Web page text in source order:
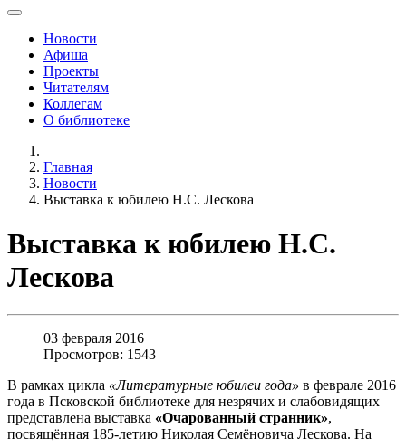
Новости
Афиша
Проекты
Читателям
Коллегам
О библиотеке
Главная
Новости
Выставка к юбилею Н.С. Лескова
Выставка к юбилею Н.С.
Лескова
03 февраля 2016
Просмотров: 1543
В рамках цикла «Литературные юбилеи года» в феврале 2016
года в Псковской библиотеке для незрячих и слабовидящих
представлена выставка «Очарованный странник»,
посвящённая 185-летию Николая Семёновича Лескова. На